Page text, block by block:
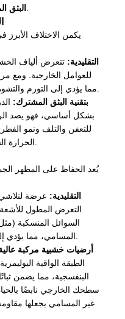
البثق
يكمن الاختلاف الأبرز
مادة WPC التقليدية: تتعرض ألياف
للعوامل الخارجية. ومع
أرضيات WPC بتقنية البثق المشترك:
بشكل أساسي، فهو يصد
للتعفن والتلف ونمو
يُعد الحفاظ على المظهر
مادة WPC التقليدية: عرضة
التعرض المطول
السوائل المنسكبة
أرضيات خشبية مركبة
الطبقة الواقية
البنفسجية، مما يضمن
سطحك الخارجي نابضًا
غير المسامي يجعلها